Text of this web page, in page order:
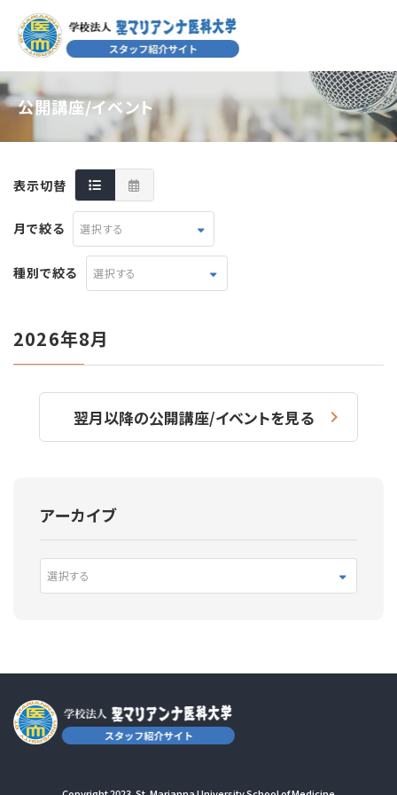
公開講座/イベント
表示切替
月で絞る 選択する
種別で絞る 選択する
2026年8月
翌月以降の公開講座/イベントを見る
アーカイブ
選択する